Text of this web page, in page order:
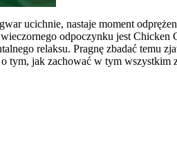
ucichnie, nastaje moment
odpoczynku jest Chicken
relaksu. Pragnę zbadać temu
tym, jak zachować w tym wszystkim